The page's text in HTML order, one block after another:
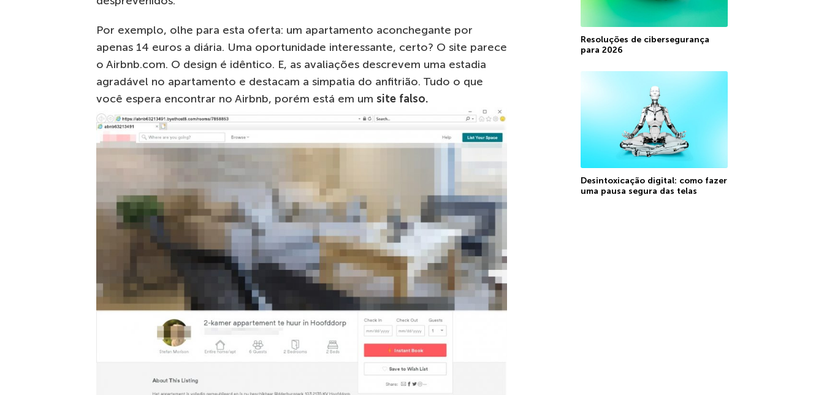
Por exemplo, olhe para esta oferta: um apartamento aconchegante por
apenas 14 euros a diária. Uma oportunidade interessante, certo? O site parece
o Airbnb.com. O design é idêntico. E, as avaliações descrevem uma estadia
agradável no apartamento e destacam a simpatia do anfitrião. Tudo o que
você espera encontrar no Airbnb, porém está em um site falso.
Resoluções de cibersegurança
para 2026
Desintoxicação digital: como fazer
uma pausa segura das telas